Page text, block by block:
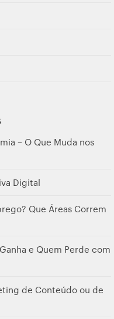
– O Que Muda nos
Digital
Que Áreas Correm
e Quem Perde com
de Conteúdo ou de